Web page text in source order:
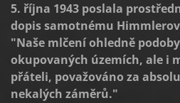
5. října 1943 poslala
dopis samotnému
"Naše mlčení ohledně
okupovaných územích, ale i
přáteli, považováno za
nekalých záměrů."